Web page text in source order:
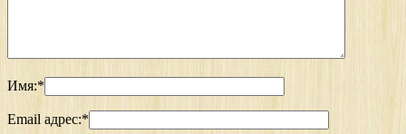
Имя:*
Email адрес:*